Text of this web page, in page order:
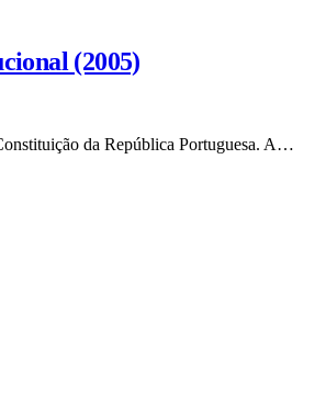
(2005)
da República Portuguesa. A…